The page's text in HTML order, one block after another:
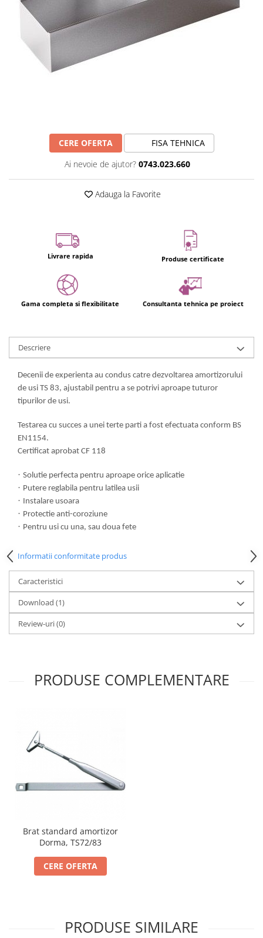
CERE OFERTA
FISA TEHNICA
Ai nevoie de ajutor? 0743.023.660
Adauga la Favorite
Livrare rapida Produse certificate
Gama completa si flexibilitate Consultanta tehnica pe proiect
Descriere
Decenii de experienta au condus catre dezvoltarea amortizorului
de usi TS 83, ajustabil pentru a se potrivi aproape tuturor
tipurilor de usi.
Testarea cu succes a unei terte parti a fost efectuata conform BS
EN1154.
Certificat aprobat CF 118
· Solutie perfecta pentru aproape orice aplicatie
· Putere reglabila pentru latilea usii
· Instalare usoara
· Protectie anti-coroziune
· Pentru usi cu una, sau doua fete
Informatii conformitate produs
Caracteristici
Download (1)
Review-uri(0)
PRODUSE COMPLEMENTARE
Brat standard amortizor
Dorma, TS72/83
CERE OFERTA
PRODUSE SIMILARE